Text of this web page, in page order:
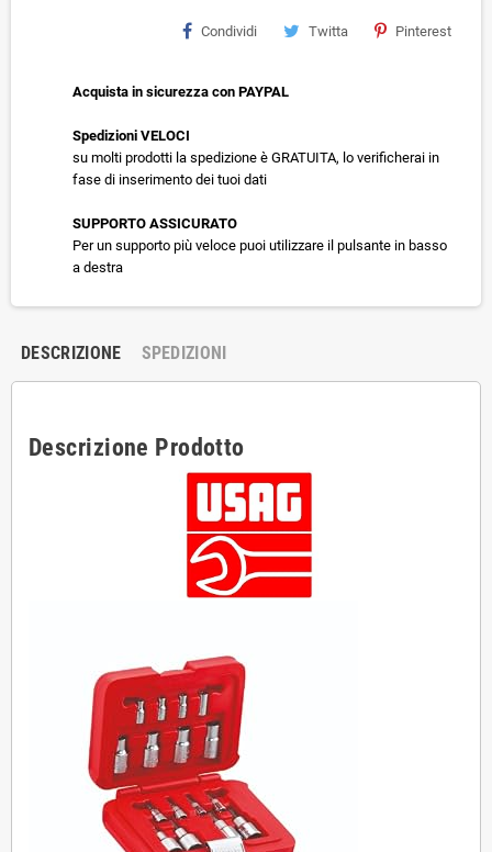
Condividi Twitta Pinterest
Acquista in sicurezza con PAYPAL
Spedizioni VELOCI
su molti prodotti la spedizione è GRATUITA, lo verificherai in
fase di inserimento dei tuoi dati
SUPPORTO ASSICURATO
Per un supporto più veloce puoi utilizzare il pulsante in basso
a destra
DESCRIZIONE SPEDIZIONI
Descrizione Prodotto